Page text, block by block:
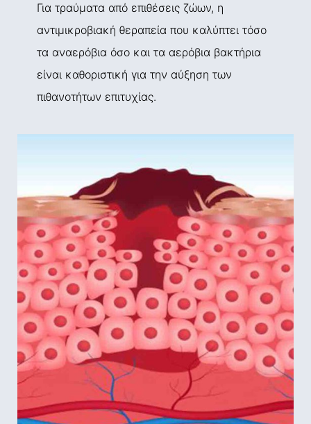
Για τραύματα από επιθέσεις ζώων, η
αντιμικροβιακή θεραπεία που καλύπτει τόσο
τα αναερόβια όσο και τα αερόβια βακτήρια
είναι καθοριστική για την αύξηση των
πιθανοτήτων επιτυχίας.